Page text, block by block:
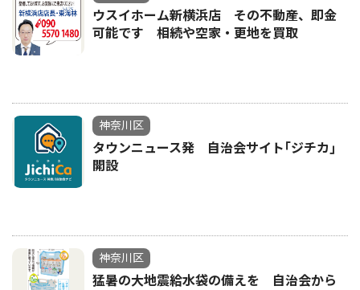
ウスイホーム新横浜店 その不動産、即金
可能です 相続や空家・更地を買取
神奈川区
タウンニュース発 自治会サイト｢ジチカ｣
開設
神奈川区
猛暑の大地震給水袋の備えを 自治会から